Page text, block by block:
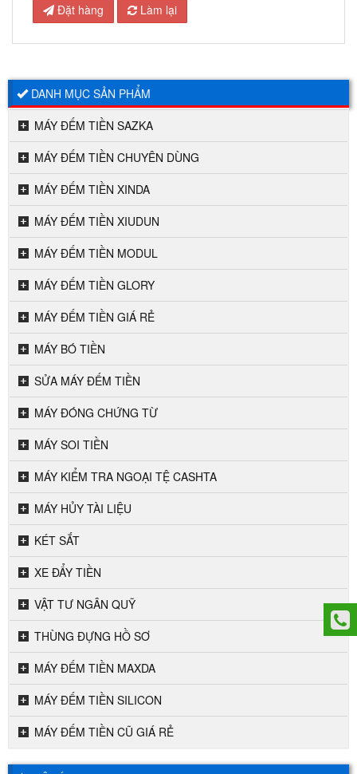
Đặt hàng Làm lại
DANH MỤC SẢN PHẨM
MÁY ĐẾM TIỀN SAZKA
MÁY ĐẾM TIỀN CHUYÊN DÙNG
MÁY ĐẾM TIỀN XINDA
MÁY ĐẾM TIỀN XIUDUN
MÁY ĐẾM TIỀN MODUL
MÁY ĐẾM TIỀN GLORY
MÁY ĐẾM TIỀN GIÁ RẺ
MÁY BÓ TIỀN
SỬA MÁY ĐẾM TIỀN
MÁY ĐÓNG CHỨNG TỪ
MÁY SOI TIỀN
MÁY KIỂM TRA NGOẠI TỆ CASHTA
MÁY HỦY TÀI LIỆU
KÉT SẮT
XE ĐẨY TIỀN
VẬT TƯ NGÂN QUỸ
THÙNG ĐỰNG HỒ SƠ
MÁY ĐẾM TIỀN MAXDA
MÁY ĐẾM TIỀN SILICON
MÁY ĐẾM TIỀN CŨ GIÁ RẺ